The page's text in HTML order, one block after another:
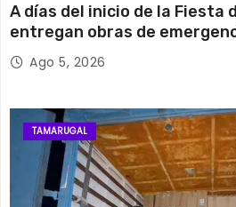
A días del inicio de la Fiesta
entregan obras de
su histórico campanario
Ago 5, 2026
TAMARUGAL